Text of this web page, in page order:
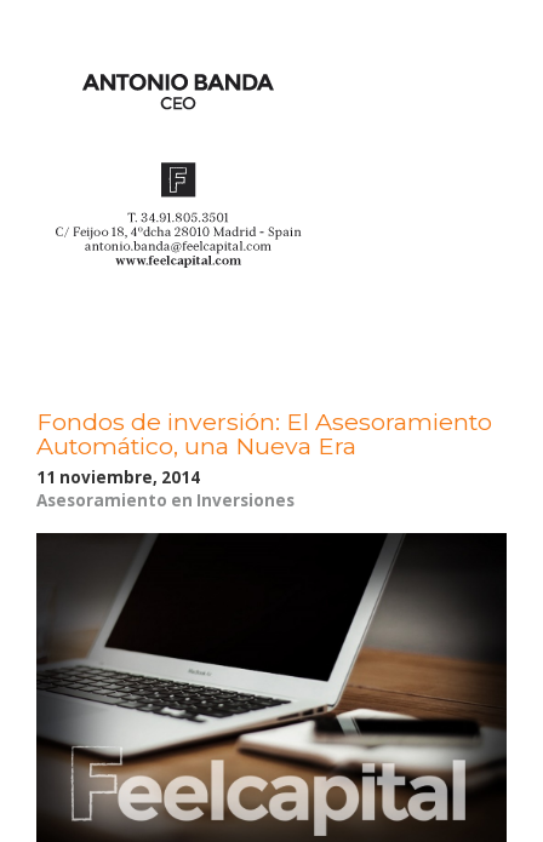
Fondos de inversión: El Asesoramiento
Automático, una Nueva Era
11 noviembre, 2014
Asesoramiento en Inversiones